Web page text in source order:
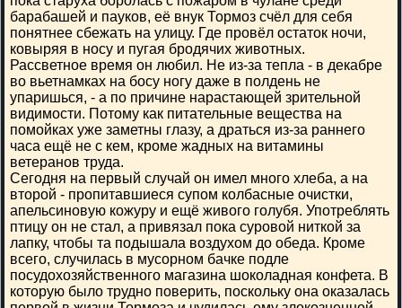
барабашей и пауков, её внук Тормоз счёл для себя
понятнее сбежать на улицу. Где провёл остаток ночи,
ковыряя в носу и пугая бродячих животных.
Рассветное время он любил. Не из-за тепла - в декабре
во вьетнамках на босу ногу даже в полдень не
упаришься, - а по причине нарастающей зрительной
видимости. Потому как питательные вещества на
помойках уже заметны глазу, а драться из-за раннего
часа ещё не с кем, кроме жадных на витамины
ветеранов труда.
Сегодня на первый случай он имел много хлеба, а на
второй - пропитавшиеся супом колбасные очистки,
апельсиновую кожуру и ещё живого голубя. Употреблять
птицу он не стал, а привязал пока суровой ниткой за
лапку, чтобы та подышала воздухом до обеда. Кроме
всего, случилась в мусорном бачке подле
посудохозяйственного магазина шоколадная конфета. В
которую было трудно поверить, поскольку она оказалась